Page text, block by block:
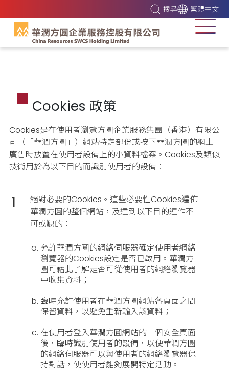
搜尋 繁體中文
Cookies 政策
Cookies是在使用者瀏覽方圓企業服務集團（香港）有限公
司（「華潤方圓」）網站特定部份或按下華潤方圓的網上
廣告時放置在使用者設備上的小資料檔案。Cookies及類似
技術用於為以下目的而識別使用者的設備︰
1
絕對必要的Cookies。這些必要性Cookies遍佈
華潤方圓的整個網站，及達到以下目的運作不
可或缺的︰
允許華潤方圓的網絡伺服器確定使用者網絡
瀏覽器的Cookies設定是否已啟用。華潤方
圓可藉此了解是否可從使用者的網絡瀏覽器
中收集資料；
臨時允許使用者在華潤方圓網站各頁面之間
保留資料，以避免重新輸入該資料；
在使用者登入華潤方圓網站的一個安全頁面
後，臨時識別使用者的設備，以便華潤方圓
的網絡伺服器可以與使用者的網絡瀏覽器保
持對話，使使用者能夠展開特定活動。